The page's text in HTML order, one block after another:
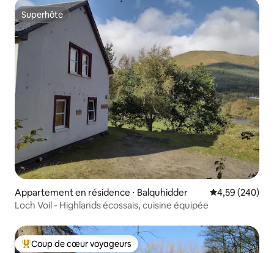
Superhôte
Superhôte
Appartement en résidence ⋅ Balquhidder Évaluation
4,59 (240)
Loch Voil - Highlands écossais, cuisine équipée
Coups de cœur voyageurs les plus appréciés
Coup de cœur voyageurs